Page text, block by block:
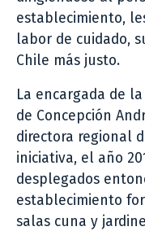
establecimiento,
labor de cuidado,
Chile más justo.
La encargada de
de Concepción
directora regional
iniciativa, el año
desplegados
establecimiento
salas cuna y